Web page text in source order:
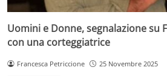
Uomini e Donne, segnalazione su
con una corteggiatrice
Francesca Petriccione 25 Novembre 2025